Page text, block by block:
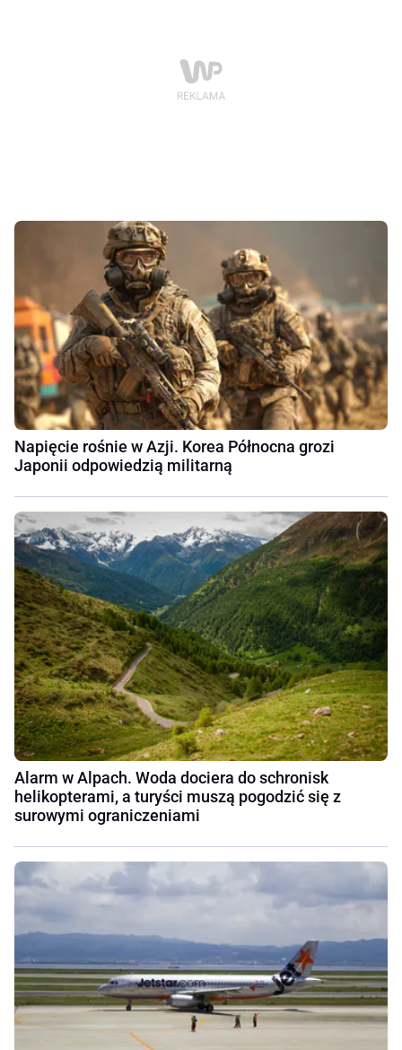
Napięcie rośnie w Azji. Korea Północna grozi
Japonii odpowiedzią militarną
Alarm w Alpach. Woda dociera do schronisk
helikopterami, a turyści muszą pogodzić się z
surowymi ograniczeniami